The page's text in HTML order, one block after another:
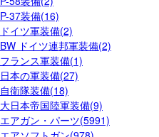
P-37装備(16)
ドイツ軍装備(2)
BW ドイツ連邦軍装備(2)
フランス軍装備(1)
日本の軍装備(27)
自衛隊装備(18)
大日本帝国陸軍装備(9)
エアガン・パーツ(5991)